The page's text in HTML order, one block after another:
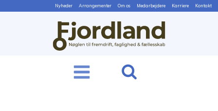
Nyheder Arrangementer Om os Medarbejdere Karriere Kontakt